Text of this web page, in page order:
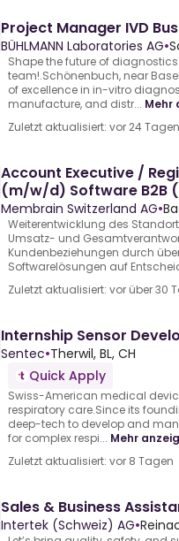
Project Manager IVD
BÜHLMANN Laboratories AG•
Shape the future of
team!.Schönenbuch, near
of excellence in in-vitro
manufacture, and distr... Mehr
Zuletzt aktualisiert: vor 24 Tagen
Account Executive /
(m/w/d) Software B2B
D)
Membrain Switzerland AG•
Weiterentwicklung des
Umsatz- und
Kundenbeziehungen durch
Softwarelösungen auf
Zuletzt aktualisiert: vor über 30
Internship Sensor
Sentec•Therwil, BL, CH
Quick Apply
Swiss-American medical
respiratory care.Since its
deep-tech to develop and
for complex respi... Mehr
Zuletzt aktualisiert: vor 8 Tagen
Sales & Business
Intertek (Schweiz) AG•